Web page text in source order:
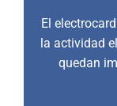
El
la actividad
quedan